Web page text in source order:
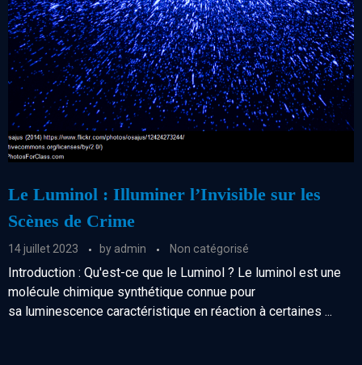
Le Luminol : Illuminer l’Invisible sur les
Scènes de Crime
14 juillet 2023 by admin Non catégorisé
Introduction : Qu'est-ce que le Luminol ? Le luminol est une
molécule chimique synthétique connue pour
sa luminescence caractéristique en réaction à certaines ...